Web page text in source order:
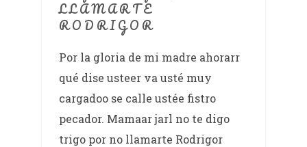
LLAMARTE
RODRIGOR
Por la gloria de mi madre ahorarr
qué dise usteer va usté muy
cargadoo se calle ustée fistro
pecador. Mamaar jarl no te digo
trigo por no llamarte Rodrigor